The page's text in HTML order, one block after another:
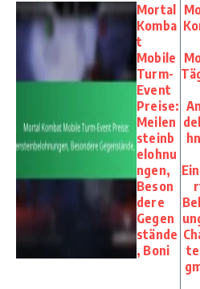
Mortal
Komba
t
Mobile
Turm-
Event
Preise:
Meilen
steinb
elohnu
ngen,
Beson
dere
Gegen
stände
, Boni